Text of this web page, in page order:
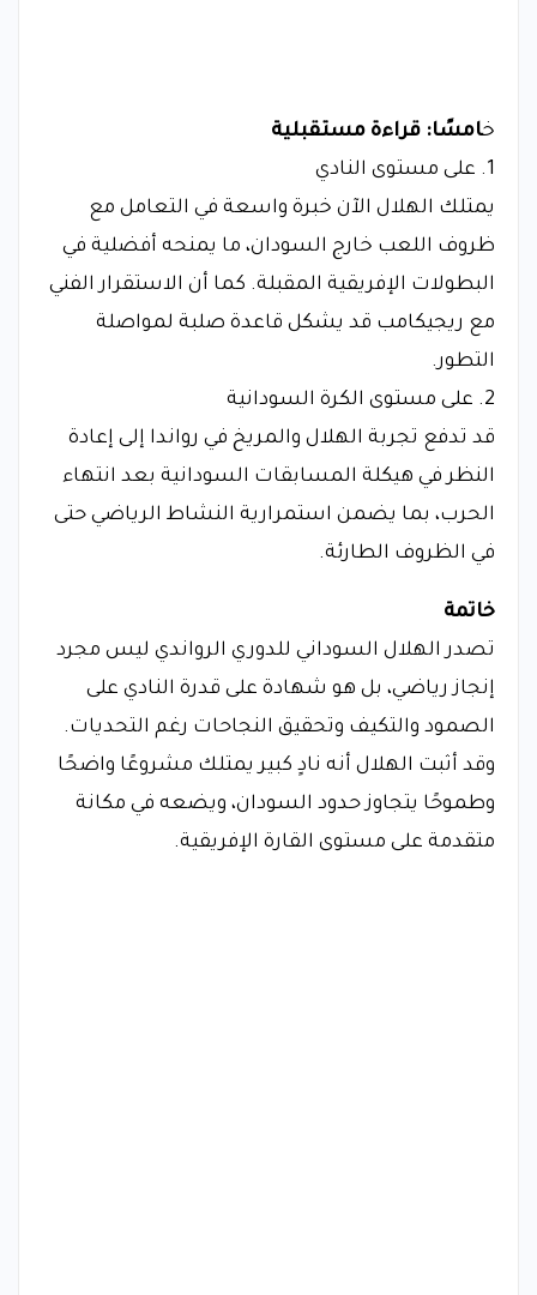
خامسًا: قراءة مستقبلية
1. على مستوى النادي
يمتلك الهلال الآن خبرة واسعة في التعامل مع
ظروف اللعب خارج السودان، ما يمنحه أفضلية في
البطولات الإفريقية المقبلة. كما أن الاستقرار الفني
مع ريجيكامب قد يشكل قاعدة صلبة لمواصلة
التطور.
2. على مستوى الكرة السودانية
قد تدفع تجربة الهلال والمريخ في رواندا إلى إعادة
النظر في هيكلة المسابقات السودانية بعد انتهاء
الحرب، بما يضمن استمرارية النشاط الرياضي حتى
في الظروف الطارئة.
خاتمة
تصدر الهلال السوداني للدوري الرواندي ليس مجرد
إنجاز رياضي، بل هو شهادة على قدرة النادي على
الصمود والتكيف وتحقيق النجاحات رغم التحديات.
وقد أثبت الهلال أنه نادٍ كبير يمتلك مشروعًا واضحًا
وطموحًا يتجاوز حدود السودان، ويضعه في مكانة
متقدمة على مستوى القارة الإفريقية.